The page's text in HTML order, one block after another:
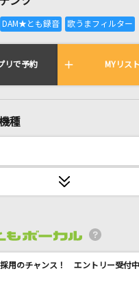
全国りれき
タイムで歌われている曲の一覧
リで予約 MYリス
種
用のチャンス！ エントリー受付中